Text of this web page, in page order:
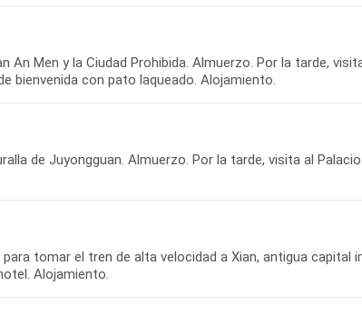
An Men y la Ciudad Prohibida. Almuerzo. Por la tarde,
de Juyongguan. Almuerzo. Por la tarde, visita al
tomar el tren de alta velocidad a Xian, antigua capital